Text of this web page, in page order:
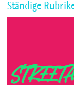
Ständige